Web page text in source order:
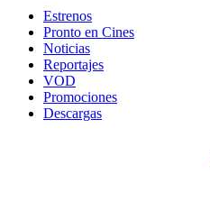
Estrenos
Pronto en Cines
Noticias
Reportajes
VOD
Promociones
Descargas